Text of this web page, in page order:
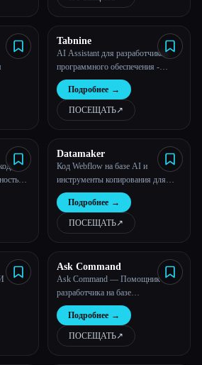
Tabnine
AI Assistant для разработчиков
программного обеспечения -
Tabnine
Подробнее →
ПОСЕЩАТЬ↗︎
код
Datamaker
Код Webflow на базе AI и
инструменты копирования для
дизайнеров.
Подробнее →
ПОСЕЩАТЬ↗︎
Ask Command
Ask Command — Помощник
разработчика на базе
искусственного интеллекта
Подробнее →
ПОСЕЩАТЬ↗︎